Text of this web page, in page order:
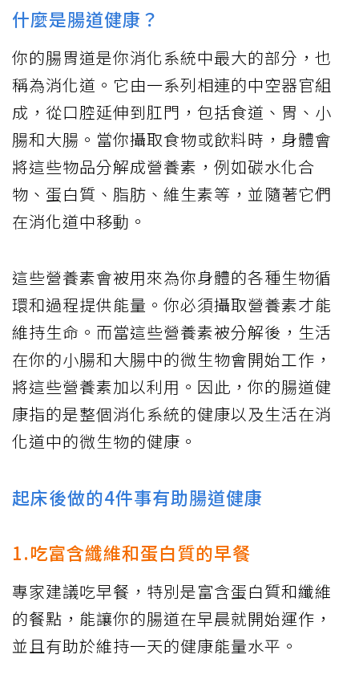
什麼是腸道健康？
你的腸胃道是你消化系統中最大的部分，也
稱為消化道。它由一系列相連的中空器官組
成，從口腔延伸到肛門，包括食道、胃、小
腸和大腸。當你攝取食物或飲料時，身體會
將這些物品分解成營養素，例如碳水化合
物、蛋白質、脂肪、維生素等，並隨著它們
在消化道中移動。
這些營養素會被用來為你身體的各種生物循
環和過程提供能量。你必須攝取營養素才能
維持生命。而當這些營養素被分解後，生活
在你的小腸和大腸中的微生物會開始工作，
將這些營養素加以利用。因此，你的腸道健
康指的是整個消化系統的健康以及生活在消
化道中的微生物的健康。
起床後做的4件事有助腸道健康
1.吃富含纖維和蛋白質的早餐
專家建議吃早餐，特別是富含蛋白質和纖維
的餐點，能讓你的腸道在早晨就開始運作，
並且有助於維持一天的健康能量水平。